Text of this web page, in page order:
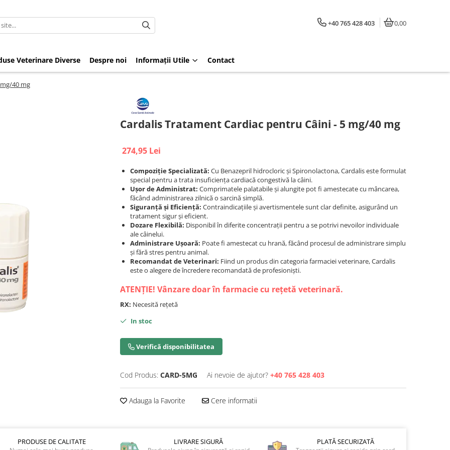
+40 765 428 403 0,00
Veterinare Diverse Despre noi Informații Utile Contact
40 mg
Cardalis Tratament Cardiac pentru Câini - 5 mg/40 mg
274,95 Lei
Compoziție Specializată: Cu Benazepril hidrocloric și Spironolactona, Cardalis este formulat
special pentru a trata insuficiența cardiacă congestivă la câini.
Ușor de Administrat: Comprimatele palatabile și alungite pot fi amestecate cu mâncarea,
făcând administrarea zilnică o sarcină simplă.
Siguranță și Eficiență: Contraindicațiile și avertismentele sunt clar definite, asigurând un
tratament sigur și eficient.
Dozare Flexibilă: Disponibil în diferite concentrații pentru a se potrivi nevoilor individuale
ale câinelui.
Administrare Ușoară: Poate fi amestecat cu hrană, făcând procesul de administrare simplu
și fără stres pentru animal.
Recomandat de Veterinari: Fiind un produs din categoria farmaciei veterinare, Cardalis
este o alegere de încredere recomandată de profesioniști.
ATENȚIE! Vânzare doar în farmacie cu rețetă veterinară.
RX: Necesită rețetă
In stoc
Verifică disponibilitatea
Cod Produs: CARD-5MG Ai nevoie de ajutor? +40 765 428 403
Adauga la Favorite Cere informatii
PRODUSE DE CALITATE LIVRARE SIGURĂ PLATĂ SECURIZATĂ